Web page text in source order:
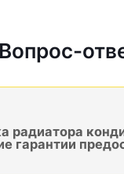
Вопрос-
радиатора
гарантии